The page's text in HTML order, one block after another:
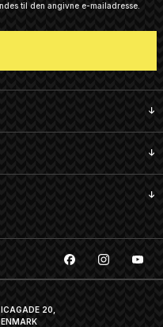
til den angivne e-mailadresse.
20,